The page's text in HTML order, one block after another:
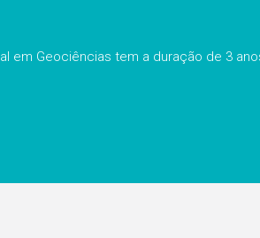
em Geociências tem a duração de 3